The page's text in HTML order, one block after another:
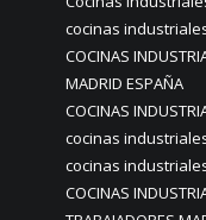
cocinas
COCINAS
MADRID ESPAÑA
COCINAS
cocinas
cocinas
COCINAS